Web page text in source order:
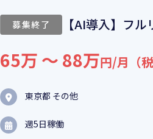
募集終了 【AI導入】フ
65万 〜 88万円/月（税
東京都 その他
週5日稼働